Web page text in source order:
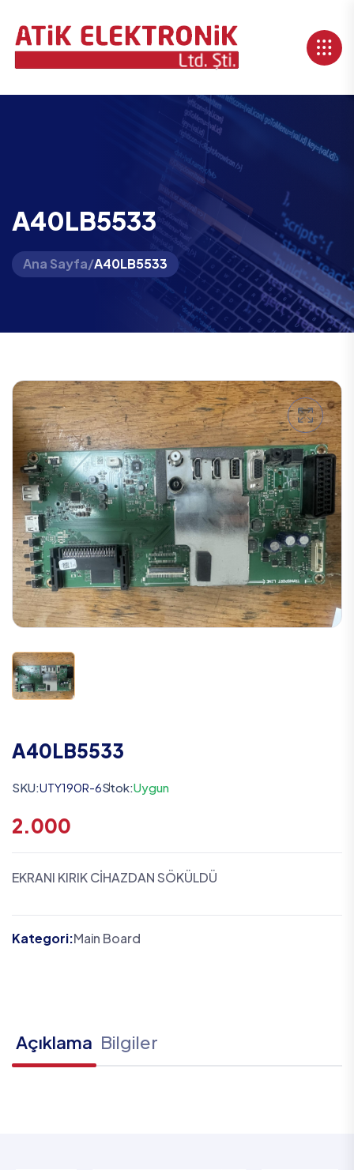
A40LB5533
Ana Sayfa/A40LB5533
A40LB5533
SKU:UTY190R-6Stok:Uygun
2.000
EKRANI KIRIK CİHAZDAN SÖKÜLDÜ
Kategori:Main Board
Açıklama Bilgiler